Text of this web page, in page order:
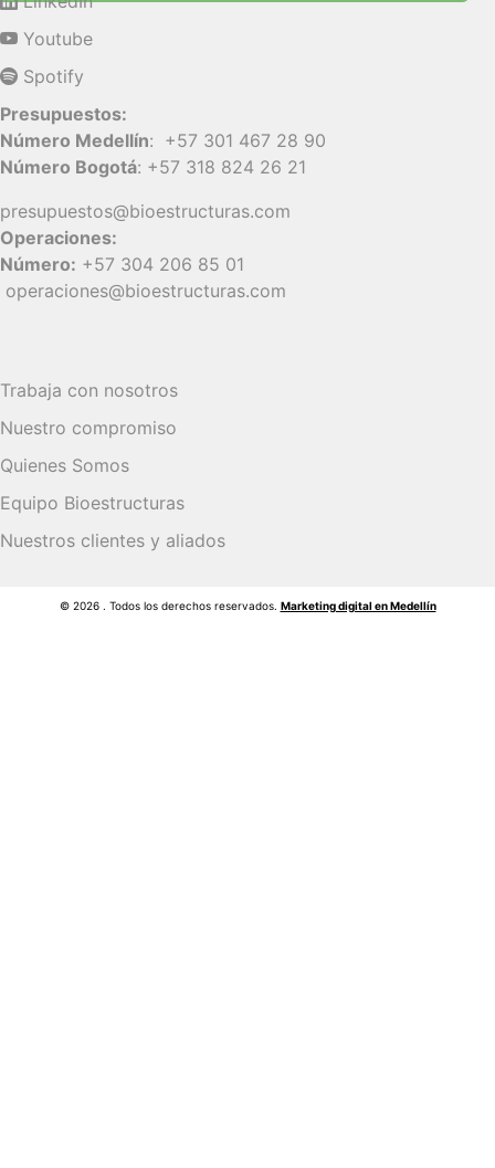
Youtube
Spotify
Presupuestos:
Número Medellín: +57 301 467 28 90
Número Bogotá: +57 318 824 26 21
presupuestos@bioestructuras.com
Operaciones:
Número: +57 304 206 85 01
operaciones@bioestructuras.com
Trabaja con nosotros
Nuestro compromiso
Quienes Somos
Equipo Bioestructuras
Nuestros clientes y aliados
© 2026 . Todos los derechos reservados. Marketing digital en Medellín